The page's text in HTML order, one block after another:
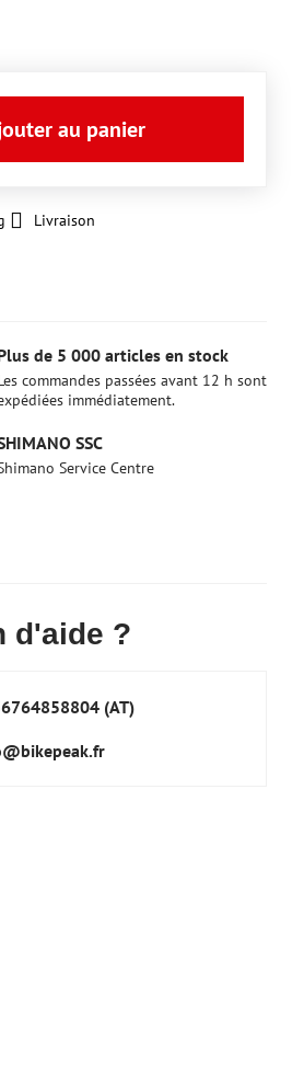
au panier
Livraison
de 5 000 articles en stock
commandes passées avant 12 h sont
immédiatement.
SSC
Service Centre
d'aide ?
(AT)